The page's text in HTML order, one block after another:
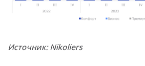
Источник: Nikoliers